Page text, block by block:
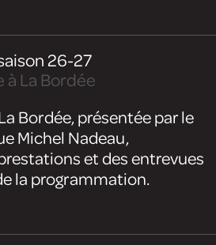
26-27
à La Bordée
Bordée, présentée par le
Michel Nadeau,
et des entrevues
la programmation.